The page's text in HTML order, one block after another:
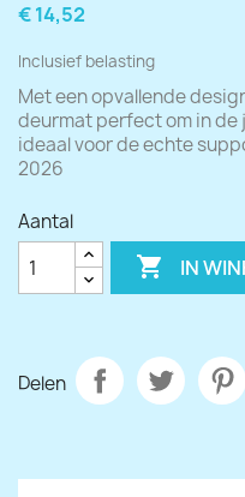
€ 14,52
Inclusief belasting
Met een opvallende
deurmat perfect om in
ideaal voor de echte
2026
Aantal
 IN
Delen